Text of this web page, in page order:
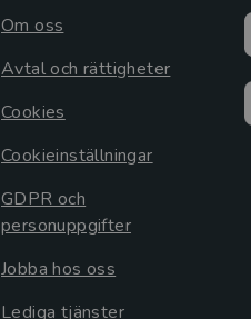
Om oss
Avtal och rättigheter
Cookies
Cookieinställningar
GDPR och
personuppgifter
Jobba hos oss
Lediga tjänster